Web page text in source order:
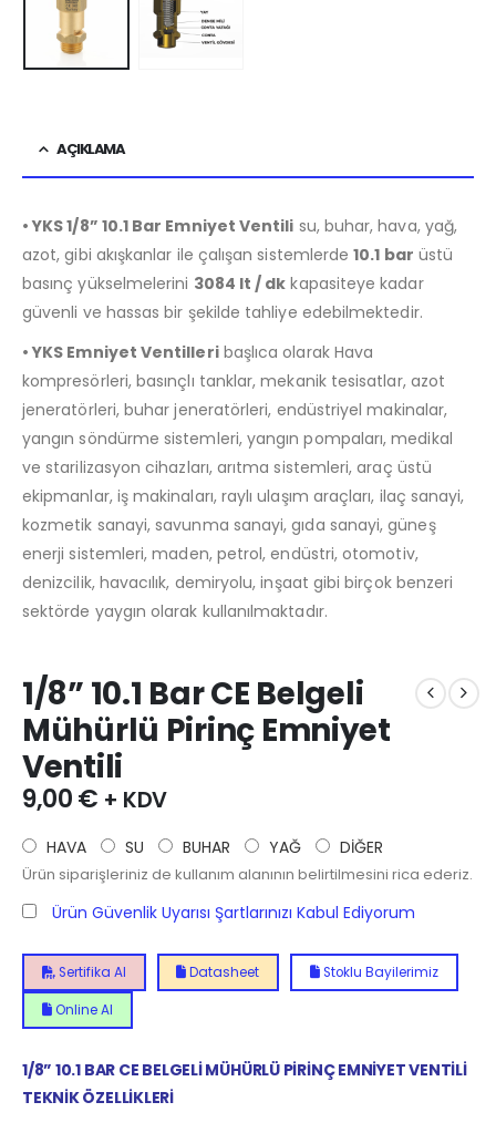
AÇIKLAMA
• YKS 1/8” 10.1 Bar Emniyet Ventili su, buhar, hava, yağ,
azot, gibi akışkanlar ile çalışan sistemlerde10.1 bar üstü
basınç yükselmelerini 3084 lt / dk kapasiteye kadar
güvenli ve hassas bir şekilde tahliye edebilmektedir.
• YKS Emniyet Ventilleribaşlıca olarak Hava
kompresörleri, basınçlı tanklar, mekanik tesisatlar, azot
jeneratörleri, buhar jeneratörleri, endüstriyel makinalar,
yangın söndürme sistemleri, yangın pompaları, medikal
ve starilizasyon cihazları, arıtma sistemleri, araç üstü
ekipmanlar, iş makinaları, raylı ulaşım araçları, ilaç sanayi,
kozmetik sanayi, savunma sanayi, gıda sanayi, güneş
enerji sistemleri, maden, petrol, endüstri, otomotiv,
denizcilik, havacılık, demiryolu, inşaat gibi birçok benzeri
sektörde yaygın olarak kullanılmaktadır.
1/8” 10.1 Bar CE Belgeli
Mühürlü Pirinç Emniyet
Ventili
9,00€ + KDV
HAVA SU BUHAR YAĞ DİĞER
Ürün siparişleriniz de kullanım alanının belirtilmesini rica ederiz.
Ürün Güvenlik Uyarısı Şartlarınızı Kabul Ediyorum
Sertifika Al Datasheet Stoklu Bayilerimiz
Online Al
1/8” 10.1 BAR CE BELGELİ MÜHÜRLÜ PİRİNÇ EMNİYET VENTİLİ
TEKNİK ÖZELLİKLERİ